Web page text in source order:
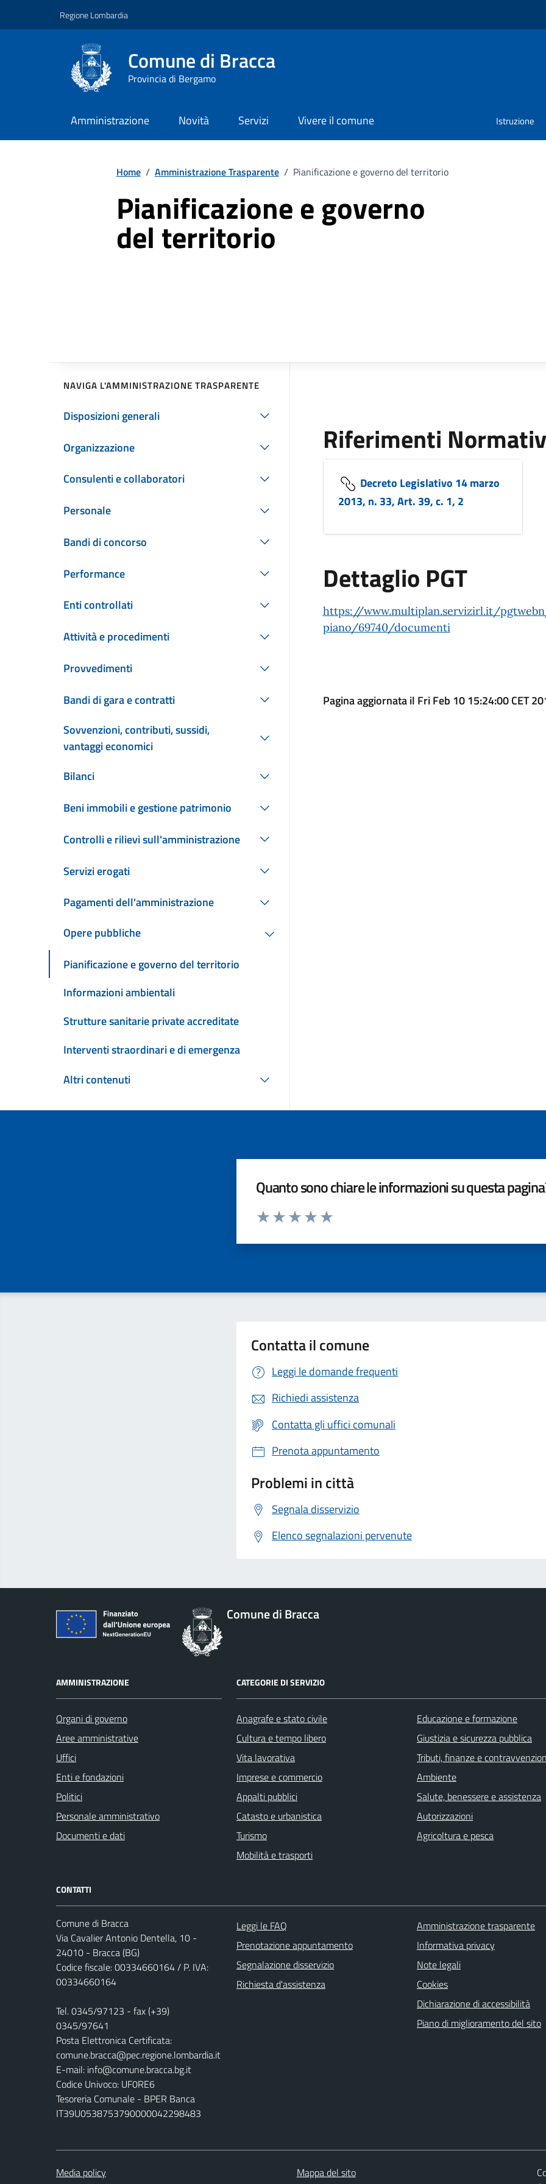
Regione Lombardia
Comune di Bracca
Provincia di Bergamo
Amministrazione Novità Servizi Vivere il comune Istruzione
Home / Amministrazione Trasparente / Pianificazione e governo del territorio
Pianificazione e governo
del territorio
NAVIGA L'AMMINISTRAZIONE TRASPARENTE
Disposizioni generali
Organizzazione
Consulenti e collaboratori
Personale
Bandi di concorso
Performance
Enti controllati
Attività e procedimenti
Provvedimenti
Bandi di gara e contratti
Sovvenzioni, contributi, sussidi,
vantaggi economici
Bilanci
Beni immobili e gestione patrimonio
Controlli e rilievi sull'amministrazione
Servizi erogati
Pagamenti dell'amministrazione
Opere pubbliche
Pianificazione e governo del territorio
Informazioni ambientali
Strutture sanitarie private accreditate
Interventi straordinari e di emergenza
Altri contenuti
Riferimenti
Decreto Legislativo 14 marzo
2013, n. 33, Art. 39, c. 1, 2
Dettaglio PGT
https://www.multiplan.servizirl.it/
piano/69740/documenti
Pagina aggiornata il Fri Feb 10 15:24:00 CET
Quanto sono chiare le informazioni su questa
Valuta da 1 a 5 stelle la pagina
Contatta il comune
Leggi le domande frequenti
Richiedi assistenza
Contatta gli uffici comunali
Prenota appuntamento
Problemi in città
Segnala disservizio
Elenco segnalazioni pervenute
Comune di Bracca
AMMINISTRAZIONE
Organi di governo
Aree amministrative
Uffici
Enti e fondazioni
Politici
Personale amministrativo
Documenti e dati
CATEGORIE DI SERVIZIO
Anagrafe e stato civile
Cultura e tempo libero
Vita lavorativa
Imprese e commercio
Appalti pubblici
Catasto e urbanistica
Turismo
Mobilità e trasporti
Educazione e formazione
Giustizia e sicurezza pubblica
Tributi, finanze e
Ambiente
Salute, benessere e assistenza
Autorizzazioni
Agricoltura e pesca
CONTATTI
Comune di Bracca
Via Cavalier Antonio Dentella, 10 -
24010 - Bracca (BG)
Codice fiscale: 00334660164 / P. IVA:
00334660164
Tel. 0345/97123 - fax (+39)
0345/97641
Posta Elettronica Certificata:
comune.bracca@pec.regione.lombardia.it
E-mail: info@comune.bracca.bg.it
Codice Univoco: UF0RE6
Tesoreria Comunale - BPER Banca
IT39U0538753790000042298483
Leggi le FAQ
Prenotazione appuntamento
Segnalazione disservizio
Richiesta d'assistenza
Amministrazione trasparente
Informativa privacy
Note legali
Cookies
Dichiarazione di accessibilità
Piano di miglioramento del sito
Media policy Mappa del sito